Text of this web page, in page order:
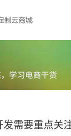
需要重点关